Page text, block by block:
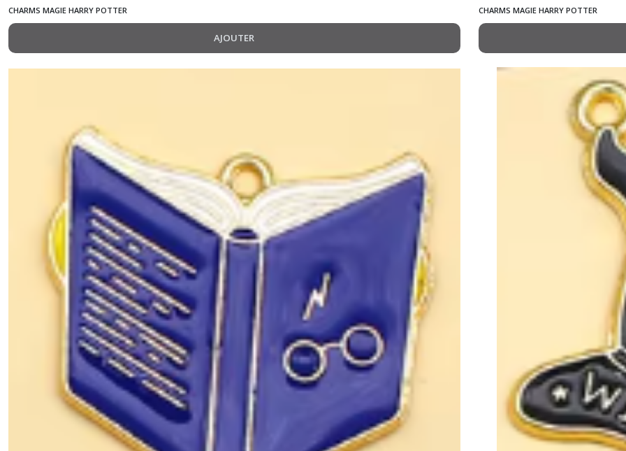
CHARMS MAGIE HARRY POTTER
AJOUTER
CHARMS MAGIE HARRY POTTER